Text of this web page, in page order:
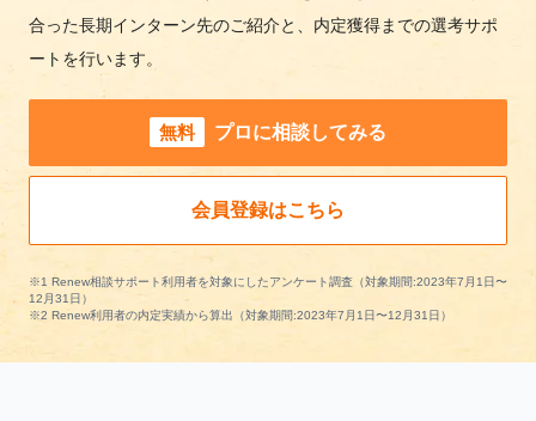
合った長期インターン先のご紹介と、内定獲得までの選考サポ
ートを行います。
無料 プロに相談してみる
会員登録はこちら
※1 Renew相談サポート利用者を対象にしたアンケート調査（対象期間:2023年7月1日〜
12月31日）
※2 Renew利用者の内定実績から算出（対象期間:2023年7月1日〜12月31日）